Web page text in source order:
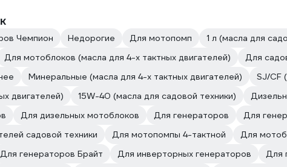
Чемпион Недорогие Для мотопомп 1 л (масла для
Для мотоблоков (масла для 4-х тактных двигателей) Для
Минеральные (масла для 4-х тактных двигателей) SJ/CF
двигателей)
15W-40 (масла для садовой техники)
Для дизельных мотоблоков Для генераторов
Для
садовой техники
Для мотопомпы 4-тактной Для
Для генераторов Брайт Для инверторных генераторов Для